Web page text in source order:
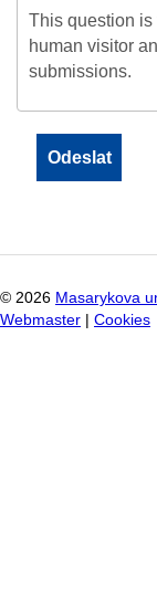
This question is
human visitor
submissions.
© 2026 Masarykova
Webmaster
Cookies